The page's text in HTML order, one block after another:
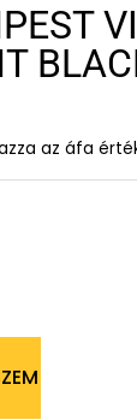
az áfa